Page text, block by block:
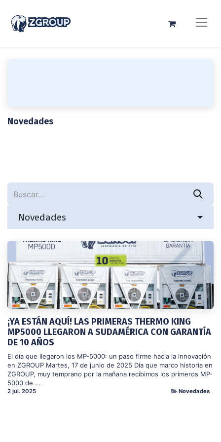
Novedades
Novedades
¡YA ESTÁN AQUÍ! LAS PRIMERAS THERMO KING
MP5000 LLEGARON A SUDAMÉRICA CON GARANTÍA
DE 10 AÑOS
El día que llegaron los MP-5000: un paso firme hacia la innovación
en ZGROUP Martes, 17 de junio de 2025 Día que marco historia en
ZGROUP, muy temprano por la mañana recibimos los primeros MP-
5000 de ...
2 jul. 2025 Novedades